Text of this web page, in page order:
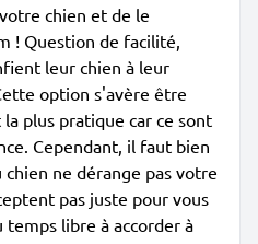
chien et de le
! Question de facilité,
leur chien à leur
option s'avère être
plus pratique car ce sont
Cependant, il faut bien
ne dérange pas votre
pas juste pour vous
libre à accorder à